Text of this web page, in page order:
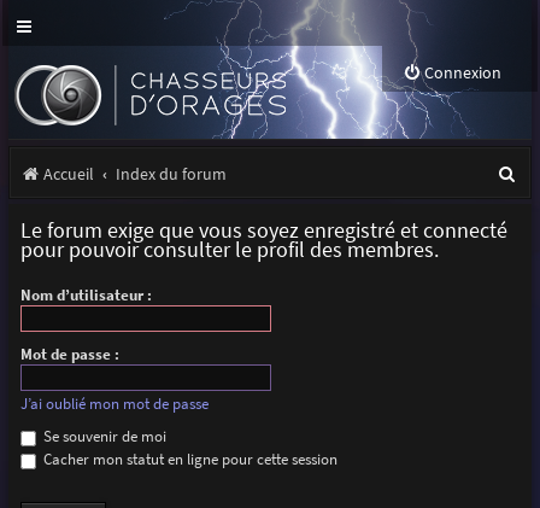
Connexion
Accueil Index du forum
Le forum exige que vous soyez enregistré et connecté
pour pouvoir consulter le profil des membres.
Nom d’utilisateur :
Mot de passe :
J’ai oublié mon mot de passe
Se souvenir de moi
Cacher mon statut en ligne pour cette session